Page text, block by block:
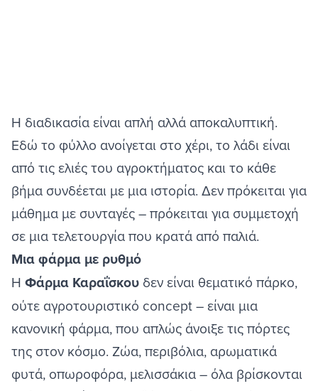
Η διαδικασία είναι απλή αλλά αποκαλυπτική.
Εδώ το φύλλο ανοίγεται στο χέρι, το λάδι είναι
από τις ελιές του αγροκτήματος και το κάθε
βήμα συνδέεται με μια ιστορία. Δεν πρόκειται για
μάθημα με συνταγές – πρόκειται για συμμετοχή
σε μια τελετουργία που κρατά από παλιά.
Μια φάρμα με ρυθμό
Η Φάρμα Καραΐσκου δεν είναι θεματικό πάρκο,
ούτε αγροτουριστικό concept – είναι μια
κανονική φάρμα, που απλώς άνοιξε τις πόρτες
της στον κόσμο. Ζώα, περιβόλια, αρωματικά
φυτά, οπωροφόρα, μελισσάκια – όλα βρίσκονται